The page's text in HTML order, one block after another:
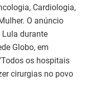
Cardiologia,
O anúncio
durante
Globo, em
os hospitais
cirurgias no povo